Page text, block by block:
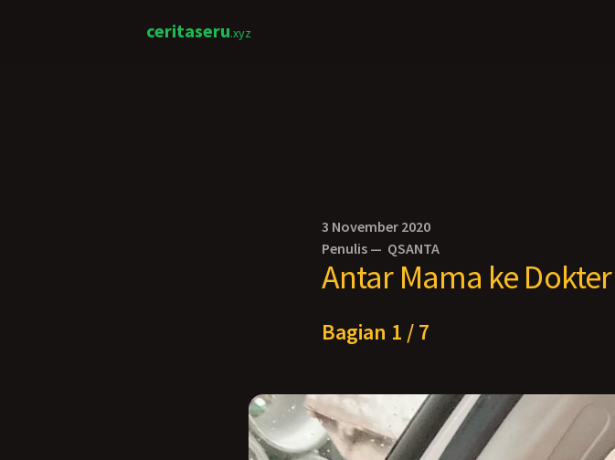
ceritaseru.xyz
3 November 2020
Penulis — QSANTA
Antar Mama ke Dokter
Bagian 1 / 7